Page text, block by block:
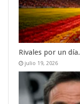
Rivales por un
julio 19, 2026